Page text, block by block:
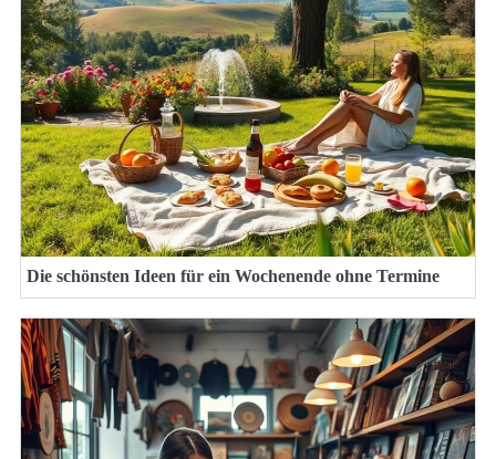
Die schönsten Ideen für ein Wochenende ohne Termine